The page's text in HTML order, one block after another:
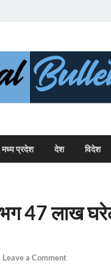
मध्य प्रदेश देश विदेश
47 लाख
Leave a Comment